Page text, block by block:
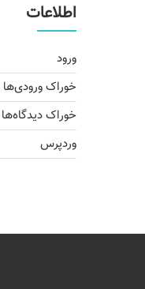
اطلاعات
ورود
خوراک ورودی‌ها
خوراک دیدگاه‌ها
وردپرس